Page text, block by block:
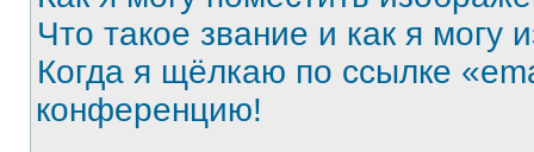
Что такое звание и как я могу
Когда я щёлкаю по ссылке
конференцию!